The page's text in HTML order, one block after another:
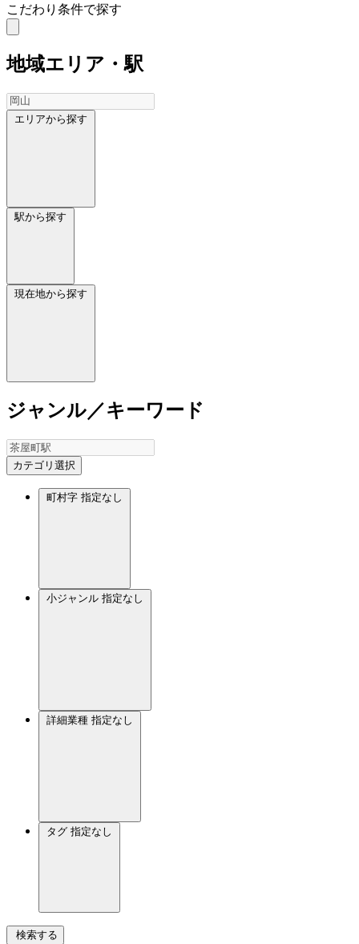
こだわり条件で探す
地域エリア・駅
エリアから探す
駅から探す
現在地から探す
ジャンル／キーワード
カテゴリ選択
町村字 指定なし
小ジャンル 指定なし
詳細業種 指定なし
タグ 指定なし
検索する